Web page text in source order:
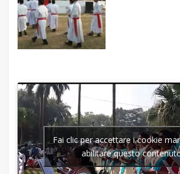
Fai clic per accettare i cookie
abilitare questo